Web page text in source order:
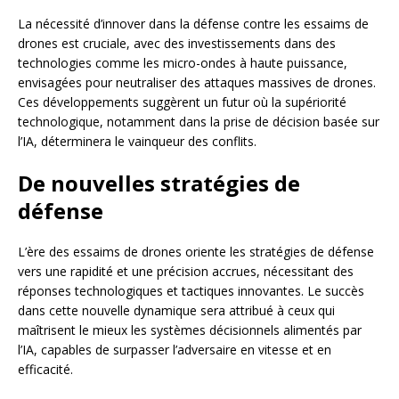
La nécessité d’innover dans la défense contre les essaims de
drones est cruciale, avec des investissements dans des
technologies comme les micro-ondes à haute puissance,
envisagées pour neutraliser des attaques massives de drones.
Ces développements suggèrent un futur où la supériorité
technologique, notamment dans la prise de décision basée sur
l’IA, déterminera le vainqueur des conflits.
De nouvelles stratégies de
défense
L’ère des essaims de drones oriente les stratégies de défense
vers une rapidité et une précision accrues, nécessitant des
réponses technologiques et tactiques innovantes. Le succès
dans cette nouvelle dynamique sera attribué à ceux qui
maîtrisent le mieux les systèmes décisionnels alimentés par
l’IA, capables de surpasser l’adversaire en vitesse et en
efficacité.